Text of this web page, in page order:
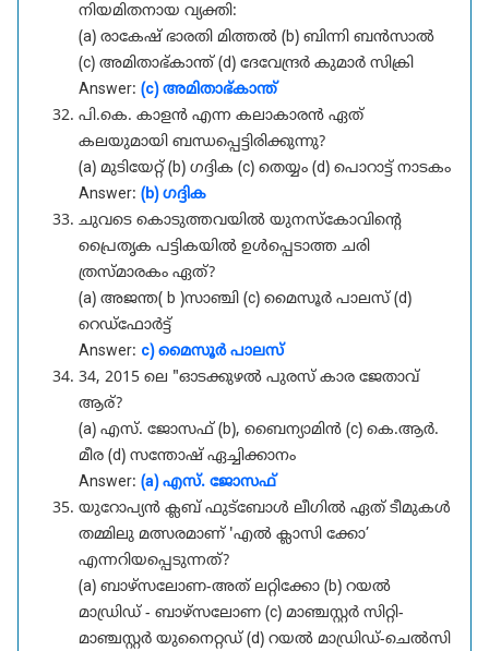
നിയമിതനായ വ്യക്തി:
(a) രാകേഷ് ഭാരതി മിത്തൽ (b) ബിന്നി ബൻസാൽ
(c) അമിതാഭ്കാന്ത് (d) ദേവേന്ദ്രർ കുമാർ സിക്രി
Answer: (c) അമിതാഭ്കാന്ത്
പി.കെ. കാളൻ എന്ന കലാകാരൻ ഏത്
കലയുമായി ബന്ധപ്പെട്ടിരിക്കുന്നു?
(a) മുടിയേറ്റ് (b) ഗദ്ദിക (c) തെയ്യം (d) പൊറാട്ട് നാടകം
Answer: (b) ഗദ്ദിക
ചുവടെ കൊടുത്തവയിൽ യുനസ്കോവിന്റെ
പ്രൈതൃക പട്ടികയിൽ ഉൾപ്പെടാത്ത ചരി
ത്രസ്മാരകം ഏത്?
(a) അജന്ത( b )സാഞ്ചി (c) മൈസൂർ പാലസ് (d)
റെഡ്ഫോർട്ട്
Answer: c) മൈസൂർ പാലസ്
34, 2015 ലെ "ഓടക്കുഴൽ പുരസ് കാര ജേതാവ്
ആര്?
(a) എസ്. ജോസഫ് (b), ബൈന്യാമിൻ (c) കെ.ആർ.
മീര (d) സന്തോഷ് ഏച്ചിക്കാനം
Answer: (a) എസ്. ജോസഫ്
യുറോപ്യൻ ക്ലബ് ഫുട്ബോൾ ലീഗിൽ ഏത് ടീമുകൾ
തമ്മിലു മത്സരമാണ് 'എൽ ക്ലാസി ക്കോ’
എന്നറിയപ്പെടുന്നത്?
(a) ബാഴ്സലോണ-അത് ലറ്റിക്കോ (b) റയൽ
മാഡ്രിഡ് - ബാഴ്സലോണ (c) മാഞ്ചസ്റ്റർ സിറ്റി-
മാഞ്ചസ്റ്റർ യുനൈറ്റഡ്‌ (d) റയൽ മാഡ്രിഡ്-ചെൽസി